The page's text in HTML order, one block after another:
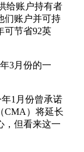
给账户持有者
们账户并可持
可节省92英
3月份的一
1月份曾承诺
CMA）将延长
，但看来这一